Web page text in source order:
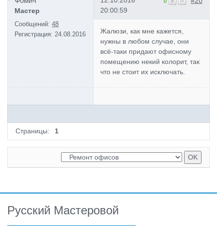
Мастер
Сообщений: 48
Регистрация: 24.08.2016
20:00:59
Жалюзи, как мне кажется,
нужны в любом случае, они
всё-таки придают офисному
помещению некий колорит, так
что не стоит их исключать.
Страницы: 1
Русский Мастеровой